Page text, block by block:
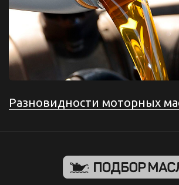
Разновидности моторных